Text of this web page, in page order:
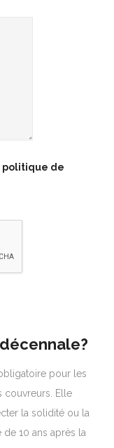
politique de
pour les
couvreurs. Elle
la solidité ou la
10 ans après la